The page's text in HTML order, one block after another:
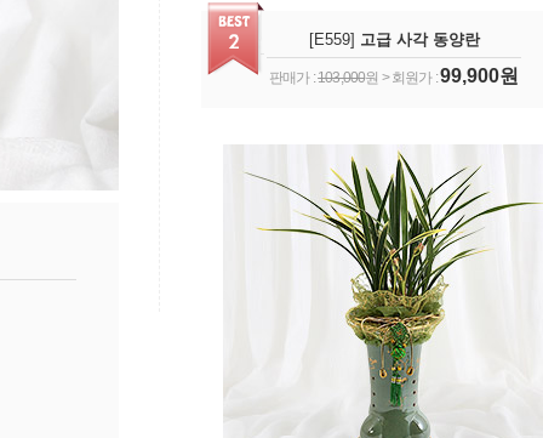
[E559] 고급 사각 동양란
판매가 :103,000원 > 회원가 :99,900원